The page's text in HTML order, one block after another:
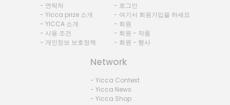
- 연락처
- Yicca prize 소개
- YICCA 소개
- 사용 조건
- 개인정보 보호정책
- 로그인
- 여기서 회원가입을 하세요
- 회원
- 회원 - 작품
- 회원 - 행사
Network
- Yicca Contest
- Yicca News
- Yicca Shop